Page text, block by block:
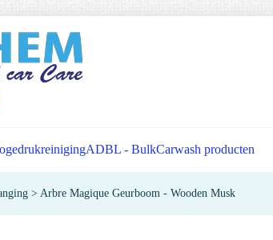
ADBL - BulkCarwash producten
> Arbre Magique Geurboom - Wooden Musk